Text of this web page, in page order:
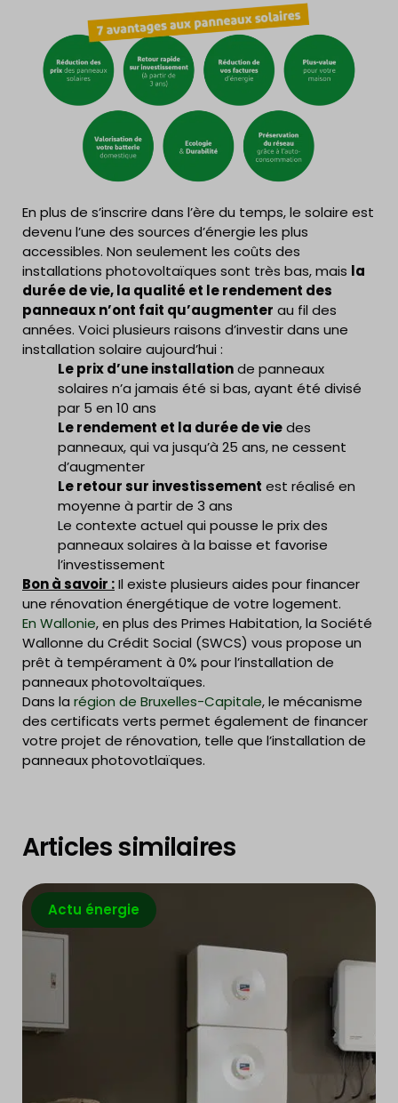
En plus de s’inscrire dans l’ère du temps, le solaire est
devenu l’une des sources d’énergie les plus
accessibles. Non seulement les coûts des
installations photovoltaïques sont très bas, mais la
durée de vie, la qualité et le rendement des
panneaux n’ont fait qu’augmenter au fil des
années. Voici plusieurs raisons d’investir dans une
installation solaire aujourd’hui :
Le prix d’une installationde panneaux
solaires n’a jamais été si bas, ayant été divisé
par 5 en 10 ans
Le rendement et la durée de viedes
panneaux, qui va jusqu’à 25 ans, ne cessent
d’augmenter
Le retour sur investissement est réalisé en
moyenne à partir de 3 ans
Le contexte actuel qui pousse le prix des
panneaux solaires à la baisse et favorise
l’investissement
Bon à savoir :Il existe plusieurs aides pour financer
une rénovation énergétique de votre logement.
En Wallonie, en plus des Primes Habitation, la Société
Wallonne du Crédit Social (SWCS) vous propose un
prêt à tempérament à 0% pour l’installation de
panneaux photovoltaïques.
Dans la région de Bruxelles-Capitale, le mécanisme
des certificats verts permet également de financer
votre projet de rénovation, telle que l’installation de
panneaux photovotlaïques.
Articles similaires
Actu énergie